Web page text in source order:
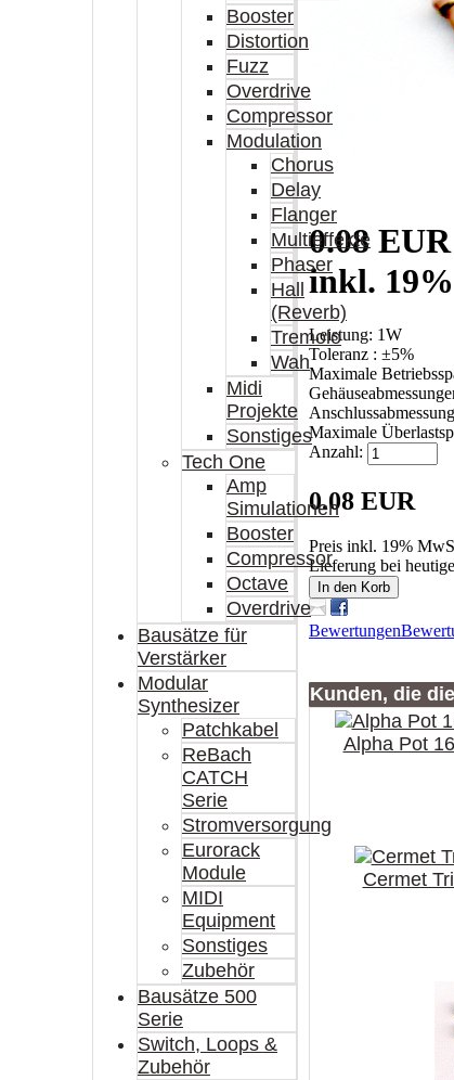
0.08 EUR
inkl.
Leistung: 1W
Toleranz : ±5%
Maximale
Maximale
Anzahl:
0.08 EUR
Preis inkl. 19%
Lieferung bei
In den Korb
Bewertungen
Kunden, die
Alpha Pot
Cermet
Booster
Distortion
Fuzz
Overdrive
Compressor
Modulation
Chorus
Delay
Flanger
Multieffekte
Phaser
Hall
(Reverb)
Tremolo
Wah
Midi
Projekte
Sonstiges
Tech One
Amp
Simulationen
Booster
Compressor
Octave
Overdrive
Bausätze für
Verstärker
Modular
Synthesizer
Patchkabel
ReBach
CATCH
Serie
Stromversorgung
Eurorack
Module
MIDI
Equipment
Sonstiges
Zubehör
Bausätze 500
Serie
Switch, Loops &
Zubehör